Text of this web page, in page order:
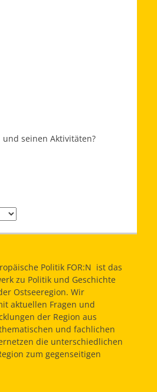
und seinen Aktivitäten?
Politik FOR:N ist das
zu Politik und Geschichte
Ostseeregion. Wir
aktuellen Fragen und
der Region aus
und fachlichen
die unterschiedlichen
zum gegenseitigen